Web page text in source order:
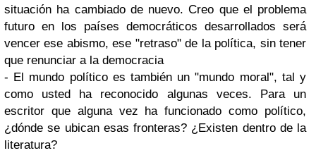
situación ha cambiado de nuevo. Creo que el problema
futuro en los países democráticos desarrollados será
vencer ese abismo, ese "retraso" de la política, sin tener
que renunciar a la democracia
- El mundo político es también un "mundo moral", tal y
como usted ha reconocido algunas veces. Para un
escritor que alguna vez ha funcionado como político,
¿dónde se ubican esas fronteras? ¿Existen dentro de la
literatura?